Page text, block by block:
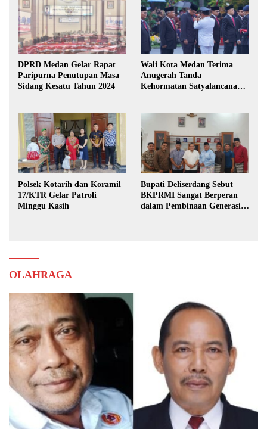
DPRD Medan Gelar Rapat
Paripurna Penutupan Masa
Sidang Kesatu Tahun 2024
Wali Kota Medan Terima
Anugerah Tanda
Kehormatan Satyalancana
Polsek Kotarih dan Koramil
17/KTR Gelar Patroli
Minggu Kasih
Bupati Deliserdang Sebut
BKPRMI Sangat Berperan
dalam Pembinaan Generasi
OLAHRAGA